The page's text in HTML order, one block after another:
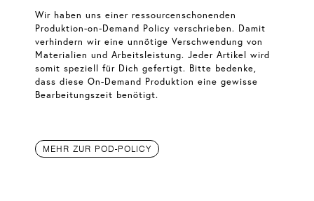
Wir haben uns einer ressourcenschonenden
Produktion-on-Demand Policy verschrieben. Damit
verhindern wir eine unnötige Verschwendung von
Materialien und Arbeitsleistung. Jeder Artikel wird
somit speziell für Dich gefertigt. Bitte bedenke,
dass diese On-Demand Produktion eine gewisse
Bearbeitungszeit benötigt.
MEHR ZUR POD-POLICY